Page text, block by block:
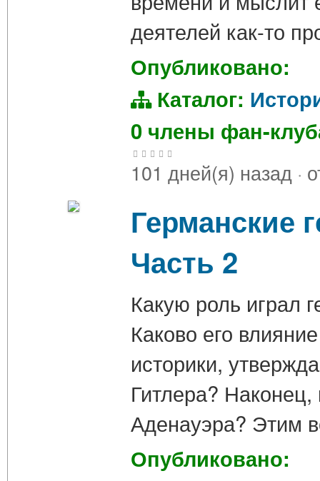
деятелей как-то
Опубликовано:
Каталог:
0 члены фан-
101 дней(я) назад ·
Германские
Часть 2
Какую роль играл
Каково его
историки,
Гитлера?
Аденауэра? Этим
Опубликовано: